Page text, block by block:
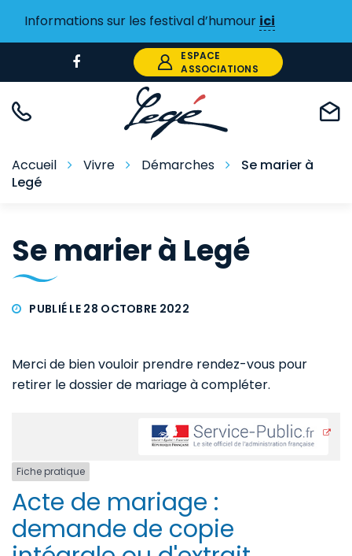
Informations sur les festival d’humour ici
vers
Facebook
ESPACE
ASSOCIATIONS
Accueil Vivre Démarches
Se marier à
Legé
Se marier à Legé
PUBLIÉ LE 28 OCTOBRE 2022
Merci de bien vouloir prendre rendez-vous pour
retirer le dossier de mariage à compléter.
Fiche pratique
Acte de mariage :
demande de copie